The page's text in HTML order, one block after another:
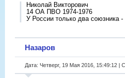
Николай Викторович
14 ОА ПВО 1974-1976
У России только два союзника
Назаров
Дата: Четверг, 19 Мая 2016, 15:49:12 |